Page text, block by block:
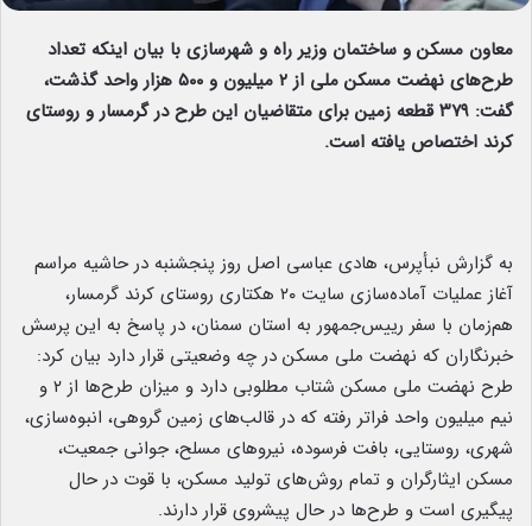
معاون مسکن و ساختمان وزیر راه و شهرسازی با بیان اینکه تعداد
طرح‌های نهضت مسکن ملی از ۲ میلیون و ۵۰۰ هزار واحد گذشت،
گفت: ۳۷۹ قطعه زمین برای متقاضیان این طرح در گرمسار و روستای
کرند اختصاص یافته است.
به گزارش نبأپرس، هادی عباسی اصل روز پنجشنبه در حاشیه مراسم
آغاز عملیات آماده‌سازی سایت ۲۰ هکتاری روستای کرند گرمسار،
هم‌زمان با سفر رییس‌جمهور به استان سمنان، در پاسخ به این پرسش
خبرنگاران که نهضت ملی مسکن در چه وضعیتی قرار دارد بیان کرد:
طرح نهضت ملی مسکن شتاب مطلوبی دارد و میزان طرح‌ها از ۲ و
نیم میلیون واحد فراتر رفته که در قالب‌های زمین گروهی، انبوه‌سازی،
شهری، روستایی، بافت فرسوده، نیروهای مسلح، جوانی جمعیت،
مسکن ایثارگران و تمام روش‌های تولید مسکن، با قوت در حال
پیگیری است و طرح‌ها در حال پیشروی‌ قرار دارند.